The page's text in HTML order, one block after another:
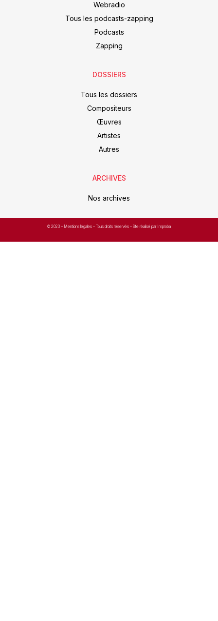
Webradio
Tous les podcasts-zapping
Podcasts
Zapping
DOSSIERS
Tous les dossiers
Compositeurs
Œuvres
Artistes
Autres
ARCHIVES
Nos archives
© 2023 – Mentions légales – Tous droits réservés – Site réalisé par Improba